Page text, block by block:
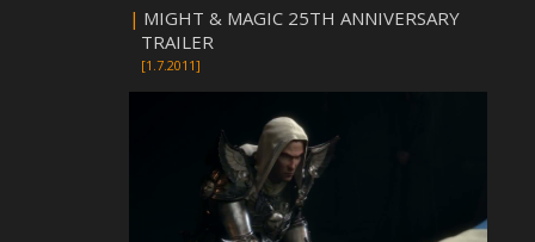
| MIGHT & MAGIC 25TH ANNIVERSARY
TRAILER
[1.7.2011]